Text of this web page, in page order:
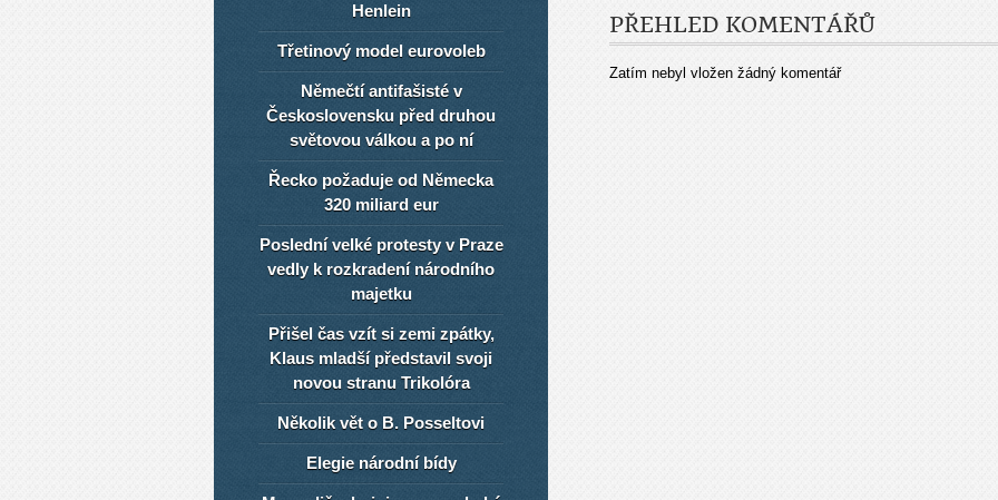
PŘEHLED KOMENTÁŘŮ
Zatím nebyl vložen žádný komentář
Henlein
Třetinový model eurovoleb
Němečtí antifašisté v
Československu před druhou
světovou válkou a po ní
Řecko požaduje od Německa
320 miliard eur
Poslední velké protesty v Praze
vedly k rozkradení národního
majetku
Přišel čas vzít si zemi zpátky,
Klaus mladší představil svoji
novou stranu Trikolóra
Několik vět o B. Posseltovi
Elegie národní bídy